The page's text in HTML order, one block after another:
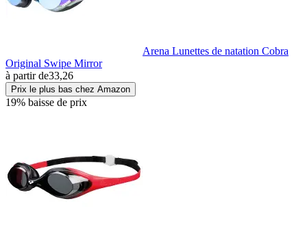
Arena Lunettes de natation Cobra
Original Swipe Mirror
à partir de33,26
Prix le plus bas chez Amazon
19% baisse de prix